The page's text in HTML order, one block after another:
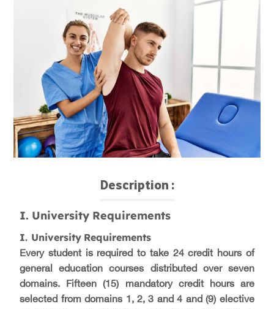
Description :
I. University Requirements
I. University Requirements
Every student is required to take 24 credit hours of
general education courses distributed over seven
domains. Fifteen (15) mandatory credit hours are
selected from domains 1, 2, 3 and 4 and (9) elective